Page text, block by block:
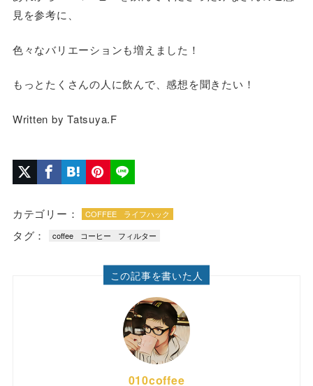
見を参考に、
色々なバリエーションも増えました！
もっとたくさんの人に飲んで、感想を聞きたい！
Written by Tatsuya.F
カテゴリー： COFFEE ライフハック
タグ： coffee コーヒー フィルター
この記事を書いた人
010coffee